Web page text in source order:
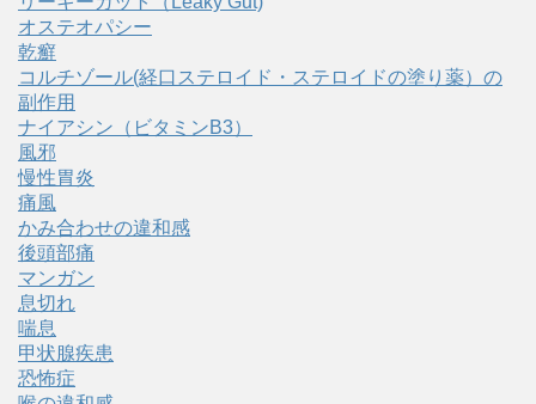
オステオパシー
乾癬
コルチゾール(経口ステロイド・ステロイドの塗り薬）の
副作用
ナイアシン（ビタミンB3）
風邪
慢性胃炎
痛風
かみ合わせの違和感
後頭部痛
マンガン
息切れ
喘息
甲状腺疾患
恐怖症